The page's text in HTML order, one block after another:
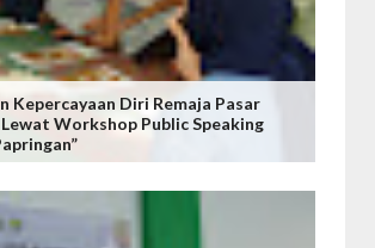
Kepercayaan Diri Remaja Pasar
Workshop Public Speaking